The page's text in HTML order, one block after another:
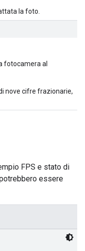
la foto.
fotocamera al
nove cifre frazionarie,
FPS e stato di
essere